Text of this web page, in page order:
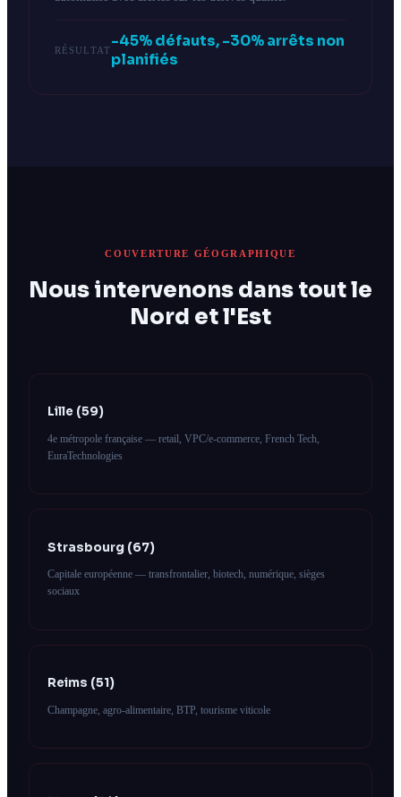
RÉSULTAT-45% défauts, -30% arrêts non
planifiés
COUVERTURE GÉOGRAPHIQUE
Nous intervenons dans tout le
Nord et l'Est
Lille (59)
4e métropole française — retail, VPC/e-commerce, French Tech,
EuraTechnologies
Strasbourg (67)
Capitale européenne — transfrontalier, biotech, numérique, sièges
sociaux
Reims (51)
Champagne, agro-alimentaire, BTP, tourisme viticole